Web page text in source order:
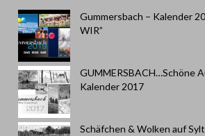
Gummersbach – Kalender
WIR”
GUMMERSBACH…Schöne
Kalender 2017
Schäfchen & Wolken auf Sylt